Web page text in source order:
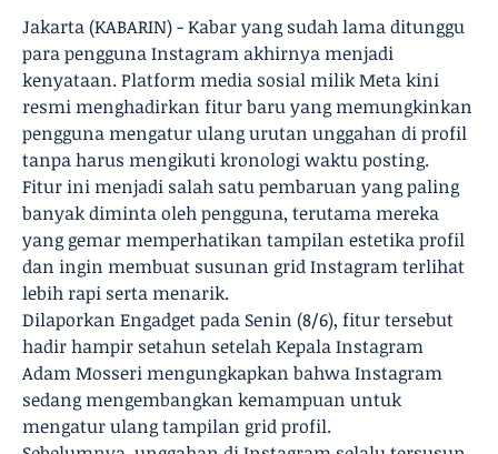
Jakarta (KABARIN) - Kabar yang sudah lama ditunggu
para pengguna Instagram akhirnya menjadi
kenyataan. Platform media sosial milik Meta kini
resmi menghadirkan fitur baru yang memungkinkan
pengguna mengatur ulang urutan unggahan di profil
tanpa harus mengikuti kronologi waktu posting.
Fitur ini menjadi salah satu pembaruan yang paling
banyak diminta oleh pengguna, terutama mereka
yang gemar memperhatikan tampilan estetika profil
dan ingin membuat susunan grid Instagram terlihat
lebih rapi serta menarik.
Dilaporkan Engadget pada Senin (8/6), fitur tersebut
hadir hampir setahun setelah Kepala Instagram
Adam Mosseri mengungkapkan bahwa Instagram
sedang mengembangkan kemampuan untuk
mengatur ulang tampilan grid profil.